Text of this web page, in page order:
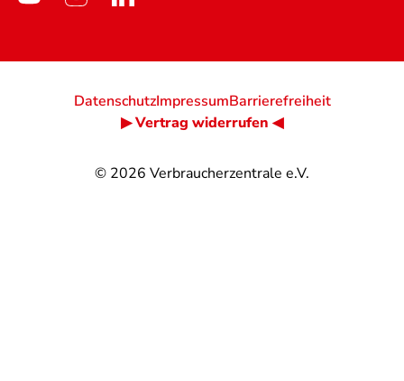
© 2026 Verbraucherzentrale e.V.
DatenschutzImpressumBarrierefreiheit
▶ Vertrag widerrufen ◀